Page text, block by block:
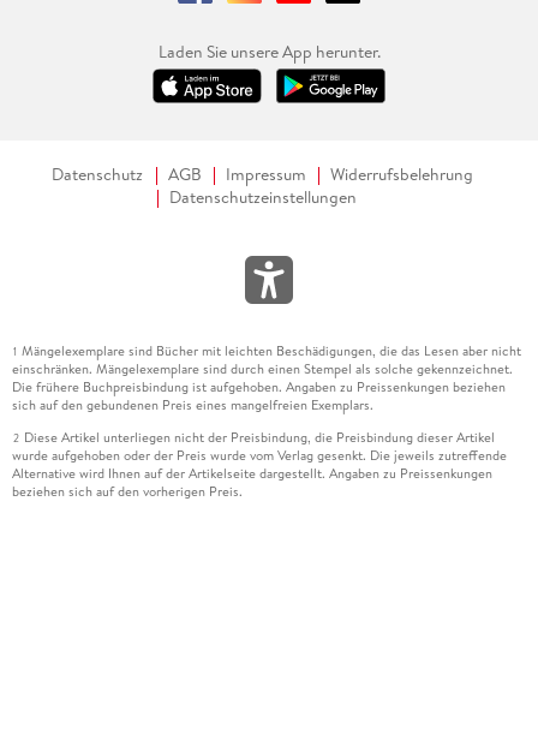
Laden Sie unsere App herunter.
Datenschutz AGB Impressum
Widerrufsbelehrung
Datenschutzeinstellungen
1 Mängelexemplare sind Bücher mit leichten Beschädigungen, die das Lesen aber nicht
einschränken. Mängelexemplare sind durch einen Stempel als solche gekennzeichnet.
Die frühere Buchpreisbindung ist aufgehoben. Angaben zu Preissenkungen beziehen
sich auf den gebundenen Preis eines mangelfreien Exemplars.
2 Diese Artikel unterliegen nicht der Preisbindung, die Preisbindung dieser Artikel
wurde aufgehoben oder der Preis wurde vom Verlag gesenkt. Die jeweils zutreffende
Alternative wird Ihnen auf der Artikelseite dargestellt. Angaben zu Preissenkungen
beziehen sich auf den vorherigen Preis.